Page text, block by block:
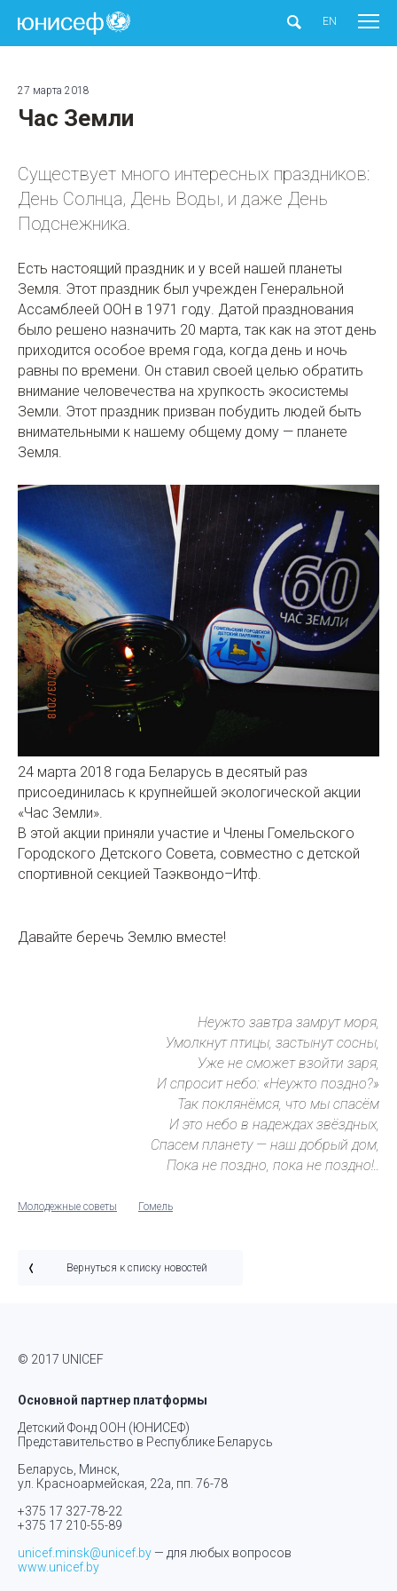
ЮНИСЕФ EN
27 марта 2018
Час Земли
Существует много интересных праздников:
День Солнца, День Воды, и даже День
Подснежника.
Есть настоящий праздник и у всей нашей планеты
Земля. Этот праздник был учрежден Генеральной
Ассамблеей ООН в 1971 году. Датой празднования
было решено назначить 20 марта, так как на этот день
приходится особое время года, когда день и ночь
равны по времени. Он ставил своей целью обратить
внимание человечества на хрупкость экосистемы
Земли. Этот праздник призван побудить людей быть
внимательными к нашему общему дому — планете
Земля.
24 марта 2018 года Беларусь в десятый раз
присоединилась к крупнейшей экологической акции
«Час Земли».
В этой акции приняли участие и Члены Гомельского
Городского Детского Совета, совместно с детской
спортивной секцией Таэквондо–Итф.
Давайте беречь Землю вместе!
Неужто завтра замрут моря,
Умолкнут птицы, застынут сосны,
Уже не сможет взойти заря,
И спросит небо: «Неужто поздно?»
Так поклянёмся, что мы спасём
И это небо в надеждах звёздных,
Спасем планету — наш добрый дом,
Пока не поздно, пока не поздно!..
Молодежные советы Гомель
Вернуться к списку новостей
© 2017 UNICEF
Основной партнер платформы
Детский Фонд ООН (ЮНИСЕФ)
Представительство в Республике Беларусь
Беларусь, Минск,
ул. Красноармейская, 22а, пп. 76-78
+375 17 327-78-22
+375 17 210-55-89
unicef.minsk@unicef.by — для любых вопросов
www.unicef.by